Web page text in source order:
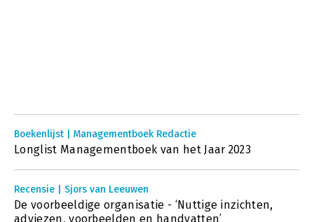
Boekenlijst | Managementboek Redactie
Longlist Managementboek van het Jaar 2023
Recensie | Sjors van Leeuwen
De voorbeeldige organisatie - ‘Nuttige inzichten,
adviezen, voorbeelden en handvatten’